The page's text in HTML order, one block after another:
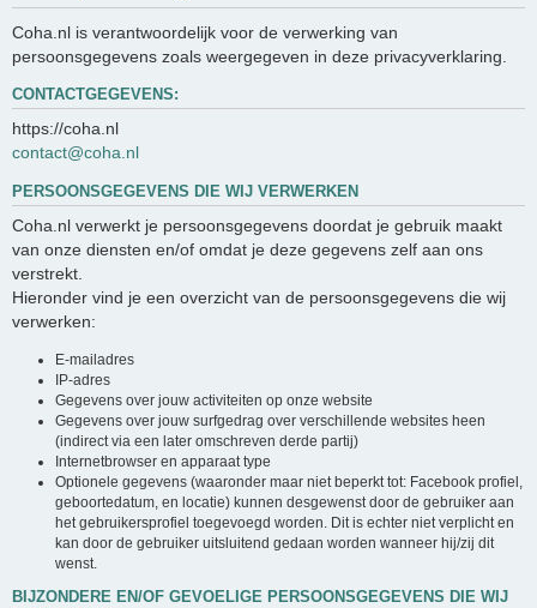
Coha.nl is verantwoordelijk voor de verwerking van
persoonsgegevens zoals weergegeven in deze privacyverklaring.
CONTACTGEGEVENS:
https://coha.nl
contact@coha.nl
PERSOONSGEGEVENS DIE WIJ VERWERKEN
Coha.nl verwerkt je persoonsgegevens doordat je gebruik maakt
van onze diensten en/of omdat je deze gegevens zelf aan ons
verstrekt.
Hieronder vind je een overzicht van de persoonsgegevens die wij
verwerken:
E-mailadres
IP-adres
Gegevens over jouw activiteiten op onze website
Gegevens over jouw surfgedrag over verschillende websites heen
(indirect via een later omschreven derde partij)
Internetbrowser en apparaat type
Optionele gegevens (waaronder maar niet beperkt tot: Facebook profiel,
geboortedatum, en locatie) kunnen desgewenst door de gebruiker aan
het gebruikersprofiel toegevoegd worden. Dit is echter niet verplicht en
kan door de gebruiker uitsluitend gedaan worden wanneer hij/zij dit
wenst.
BIJZONDERE EN/OF GEVOELIGE PERSOONSGEGEVENS DIE WIJ